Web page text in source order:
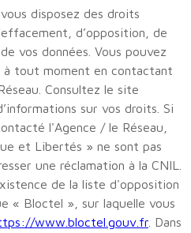
disposez des droits
d’opposition, de
vos données. Vous pouvez
tout moment en contactant
Consultez le site
sur vos droits. Si
l'Agence / le Réseau,
et Libertés » ne sont pas
une réclamation à la CNIL.
de la liste d'opposition
« Bloctel », sur laquelle vous
www.bloctel.gouv.fr . Dans